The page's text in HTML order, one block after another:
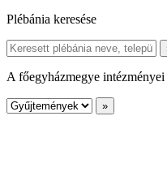
Plébánia keresése
A főegyházmegye intézményei